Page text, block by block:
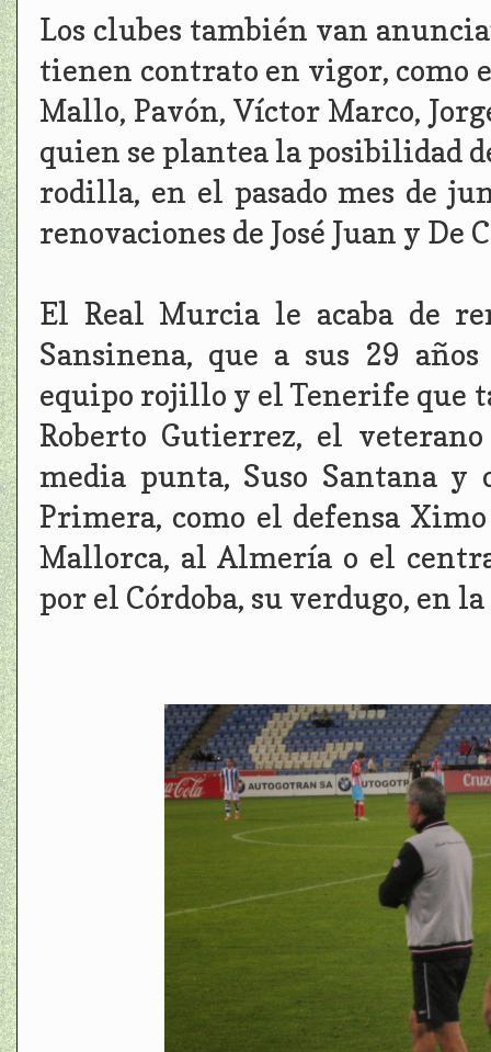
Los clubes también van
tienen contrato en vigor, como
Mallo, Pavón, Víctor Marco,
quien se plantea la posibilidad
rodilla, en el pasado mes de
renovaciones de José Juan y De
El Real Murcia le acaba de
Sansinena, que a sus 29
equipo rojillo y el Tenerife que
Roberto Gutierrez, el
media punta, Suso Santana y
Primera, como el defensa
Mallorca, al Almería o el
por el Córdoba, su verdugo, en la